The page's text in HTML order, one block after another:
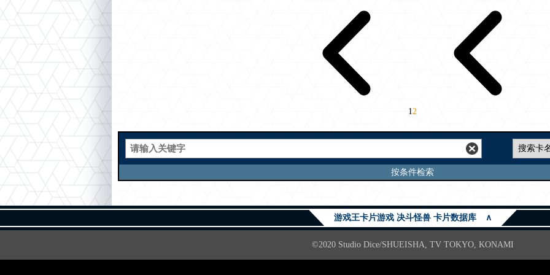
12
按条件检索
游戏王卡片游戏 决斗怪兽 卡片数据库 ∧
©2020 Studio Dice/SHUEISHA, TV TOKYO, KONAMI